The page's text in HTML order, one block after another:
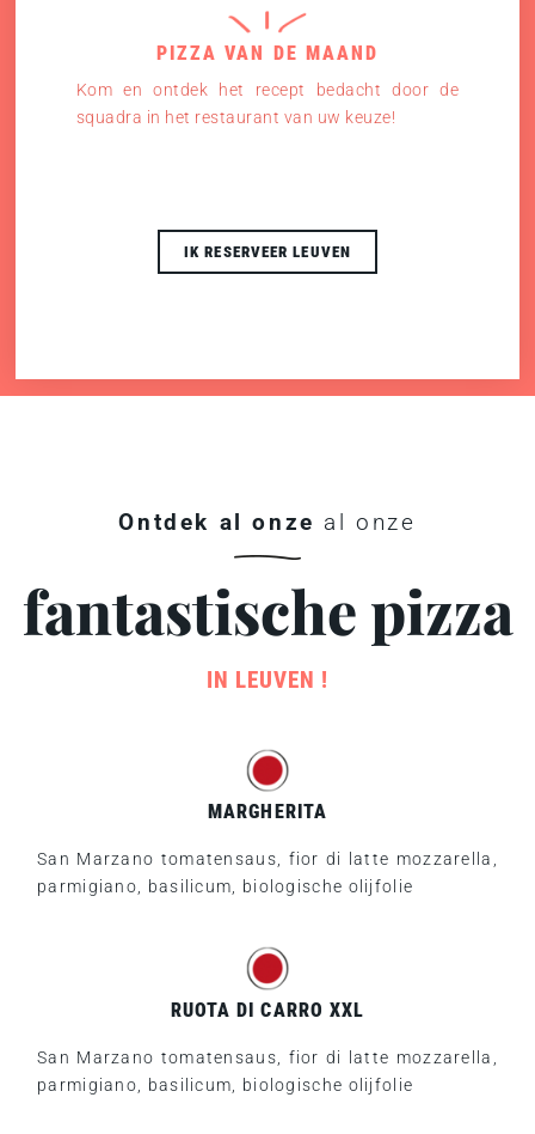
PIZZA VAN DE MAAND
Kom en ontdek het recept bedacht door de
squadra in het restaurant van uw keuze!
IK RESERVEER LEUVEN
Ontdek al onze al onze
fantastische pizza
IN LEUVEN !
MARGHERITA
San Marzano tomatensaus, fior di latte mozzarella,
parmigiano, basilicum, biologische olijfolie
RUOTA DI CARRO XXL
San Marzano tomatensaus, fior di latte mozzarella,
parmigiano, basilicum, biologische olijfolie